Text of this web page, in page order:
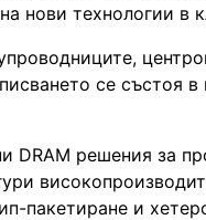
нови технологии в
се състоя в
решения за
пакетиране и